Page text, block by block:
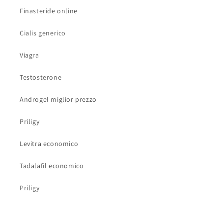
Finasteride online
Cialis generico
Viagra
Testosterone
Androgel miglior prezzo
Priligy
Levitra economico
Tadalafil economico
Priligy